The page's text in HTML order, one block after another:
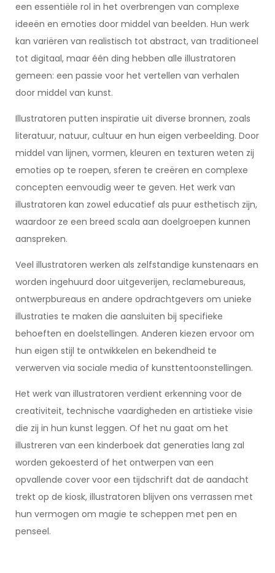
een essentiële rol in het overbrengen van complexe
ideeën en emoties door middel van beelden. Hun werk
kan variëren van realistisch tot abstract, van traditioneel
tot digitaal, maar één ding hebben alle illustratoren
gemeen: een passie voor het vertellen van verhalen
door middel van kunst.
Illustratoren putten inspiratie uit diverse bronnen, zoals
literatuur, natuur, cultuur en hun eigen verbeelding. Door
middel van lijnen, vormen, kleuren en texturen weten zij
emoties op te roepen, sferen te creëren en complexe
concepten eenvoudig weer te geven. Het werk van
illustratoren kan zowel educatief als puur esthetisch zijn,
waardoor ze een breed scala aan doelgroepen kunnen
aanspreken.
Veel illustratoren werken als zelfstandige kunstenaars en
worden ingehuurd door uitgeverijen, reclamebureaus,
ontwerpbureaus en andere opdrachtgevers om unieke
illustraties te maken die aansluiten bij specifieke
behoeften en doelstellingen. Anderen kiezen ervoor om
hun eigen stijl te ontwikkelen en bekendheid te
verwerven via sociale media of kunsttentoonstellingen.
Het werk van illustratoren verdient erkenning voor de
creativiteit, technische vaardigheden en artistieke visie
die zij in hun kunst leggen. Of het nu gaat om het
illustreren van een kinderboek dat generaties lang zal
worden gekoesterd of het ontwerpen van een
opvallende cover voor een tijdschrift dat de aandacht
trekt op de kiosk, illustratoren blijven ons verrassen met
hun vermogen om magie te scheppen met pen en
penseel.